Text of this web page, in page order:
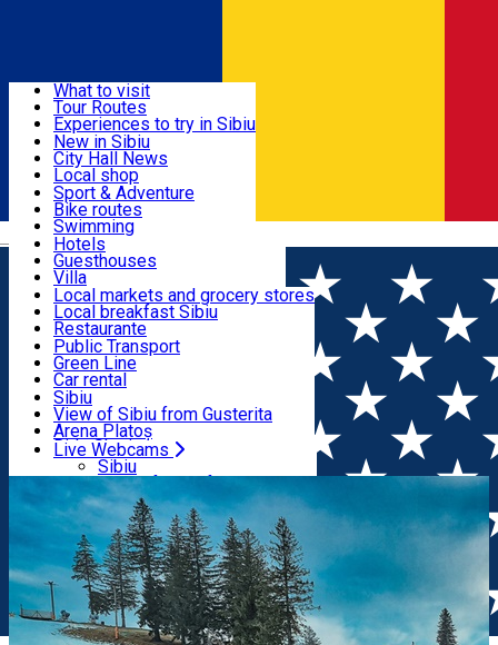
Română
Useful info
Activities & Adventure
Accommodation
Food, Drinks & Nightlife
Transport & Parking
Live Webcams
What to visit
Tour Routes
Experiences to try in Sibiu
Podcast
Culture
Museums
Churches
Parks, Zoo
County of Sibiu
New in Sibiu
City Hall News
Local shop
Sibiu artisans
Sibiul Verde
Public services
Education
How do I get to Sibiu
Tourist Info
Tour Guides
Guided tours
Publicații locale
Beauty salons
Sport & Adventure
Bike routes
Swimming
Riding
Indoor activities
Loc de joacă indoor
Loc de joacă outdoor
Ski
Ice skating
Yoga
Hotels
Guesthouses
Villa
Hostels
Motel
Camping
Renting rooms
Rooms for rent
Accommodation outside Sibiu
Local markets and grocery stores
Local breakfast Sibiu
Restaurante
Pizza
Fast Food
Coffee
Sweets
Pub, Bar
Night clubs
Bakeries
Public Transport
Green Line
Car rental
Rent a bike
Scooter rentals
Taxi
Ride Sharing
Parking tickets
Parking places
Electric vehicle charging points
Sibiu
View of Sibiu from Gusterita
Arena Platoș
Live Webcams
Sibiu
View of Sibiu from Gusterita
Arena Platoș
Home Experiences in Sibiu E zăpadă la Arena Platoș?